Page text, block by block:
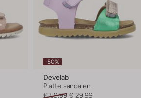
-50%
Develab
Platte sandalen
€ 59,99 € 29,99